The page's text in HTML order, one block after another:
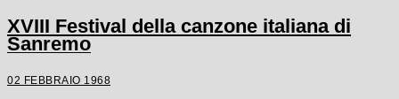
XVIII Festival della canzone italiana di
Sanremo
02 FEBBRAIO 1968